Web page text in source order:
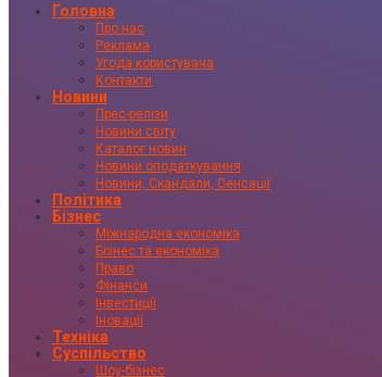
Головна
Про нас
Реклама
Угода користувача
Контакти
Новини
Прес-релізи
Новини світу
Каталог новин
Новини оподаткування
Новини, Скандали, Сенсації
Політика
Бізнес
Міжнародна економіка
Бізнес та економіка
Право
Фінанси
Інвестиції
Іновації
Техніка
Суспільство
Шоу-бізнес